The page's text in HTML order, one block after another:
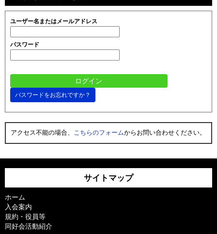
ユーザー名またはメールアドレス
パスワード
パスワードをお忘れですか？
アクセス不能の場合、 こちらのフォームからお問い合わせください。
サイトマップ
ホーム
入会案内
規約・役員等
同好会活動紹介